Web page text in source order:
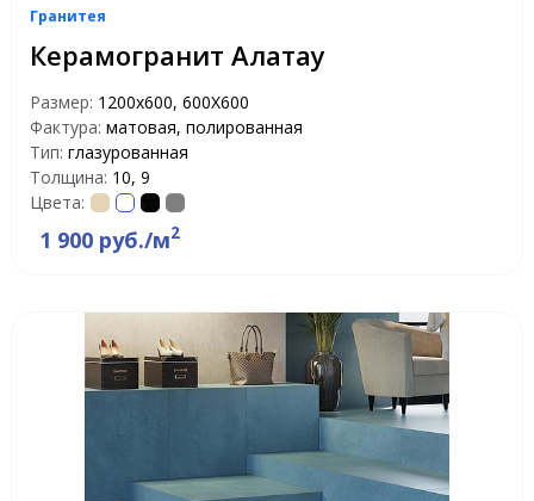
Гранитея
Керамогранит Алатау
Размер: 1200х600, 600Х600
Фактура: матовая, полированная
Тип: глазурованная
Толщина: 10, 9
Цвета:
1 900 руб./м2